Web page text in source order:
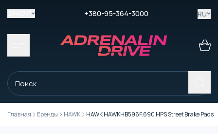
+380-95-364-3000 RU
Главная Бренды HAWK HAWK HAWKHB596F.690 HPS Street Brake Pads